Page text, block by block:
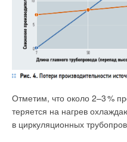
Отметим, что около 2–3%
теряется на нагрев
в циркуляционных